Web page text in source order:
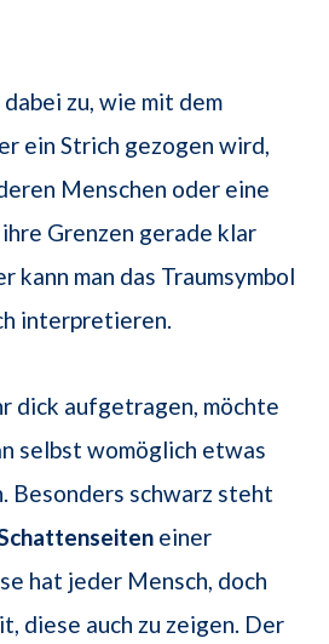
dabei zu, wie mit dem
ein Strich gezogen wird,
Menschen oder eine
Grenzen gerade klar
kann man das Traumsymbol
interpretieren.
dick aufgetragen, möchte
selbst womöglich etwas
Besonders schwarz steht
einer
hat jeder Mensch, doch
diese auch zu zeigen. Der